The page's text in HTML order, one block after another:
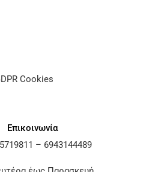
Cookies
Επικοινωνία
– 6943144489